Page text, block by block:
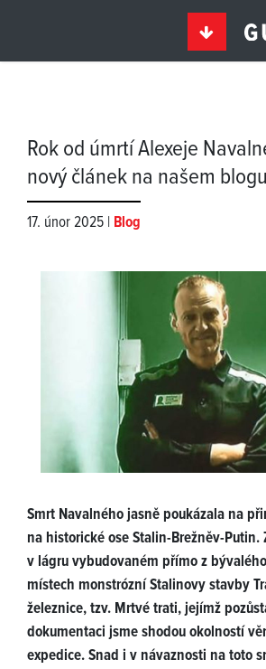
Rok od úmrtí Alexeje
nový článek na našem blogu
17. únor 2025 | Blog
Smrt Navalného jasně poukázala na
na historické ose Stalin-Brežněv-Putin.
v lágru vybudovaném přímo z
místech monstrózní Stalinovy stavby
železnice, tzv. Mrtvé trati, jejímž
dokumentaci jsme shodou okolností
expedice. Snad i v návaznosti na toto